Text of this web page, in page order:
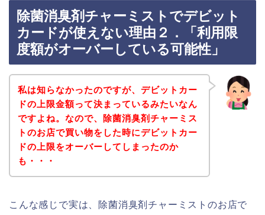
除菌消臭剤チャーミストでデビット
カードが使えない理由２．「利用限
度額がオーバーしている可能性」
私は知らなかったのですが、デビットカー
ドの上限金額って決まっているみたいなん
ですよね。なので、除菌消臭剤チャーミス
トのお店で買い物をした時にデビットカー
ドの上限をオーバーしてしまったのか
も・・・
こんな感じで実は、除菌消臭剤チャーミストのお店で